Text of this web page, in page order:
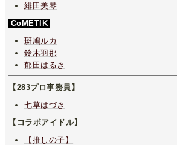
緋田美琴
CoMETIK
斑鳩ルカ
鈴木羽那
郁田はるき
【283プロ事務員】
七草はづき
【コラボアイドル】
【推しの子】